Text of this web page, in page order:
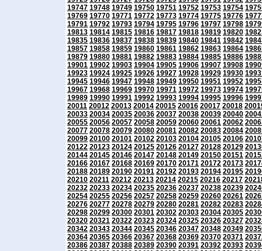
19747 19748 19749 19750 19751 19752 19753 19754
19769 19770 19771 19772 19773 19774 19775 19776
19791 19792 19793 19794 19795 19796 19797 19798
19813 19814 19815 19816 19817 19818 19819 19820
19835 19836 19837 19838 19839 19840 19841 19842
19857 19858 19859 19860 19861 19862 19863 19864
19879 19880 19881 19882 19883 19884 19885 19886
19901 19902 19903 19904 19905 19906 19907 19908
19923 19924 19925 19926 19927 19928 19929 19930
19945 19946 19947 19948 19949 19950 19951 19952
19967 19968 19969 19970 19971 19972 19973 19974
19989 19990 19991 19992 19993 19994 19995 19996
20011 20012 20013 20014 20015 20016 20017 20018
20033 20034 20035 20036 20037 20038 20039 20040
20055 20056 20057 20058 20059 20060 20061 20062
20077 20078 20079 20080 20081 20082 20083 20084
20099 20100 20101 20102 20103 20104 20105 20106
20122 20123 20124 20125 20126 20127 20128 20129
20144 20145 20146 20147 20148 20149 20150 20151
20166 20167 20168 20169 20170 20171 20172 20173
20188 20189 20190 20191 20192 20193 20194 20195
20210 20211 20212 20213 20214 20215 20216 20217
20232 20233 20234 20235 20236 20237 20238 20239
20254 20255 20256 20257 20258 20259 20260 20261
20276 20277 20278 20279 20280 20281 20282 20283
20298 20299 20300 20301 20302 20303 20304 20305
20320 20321 20322 20323 20324 20325 20326 20327
20342 20343 20344 20345 20346 20347 20348 20349
20364 20365 20366 20367 20368 20369 20370 20371
20386 20387 20388 20389 20390 20391 20392 20393